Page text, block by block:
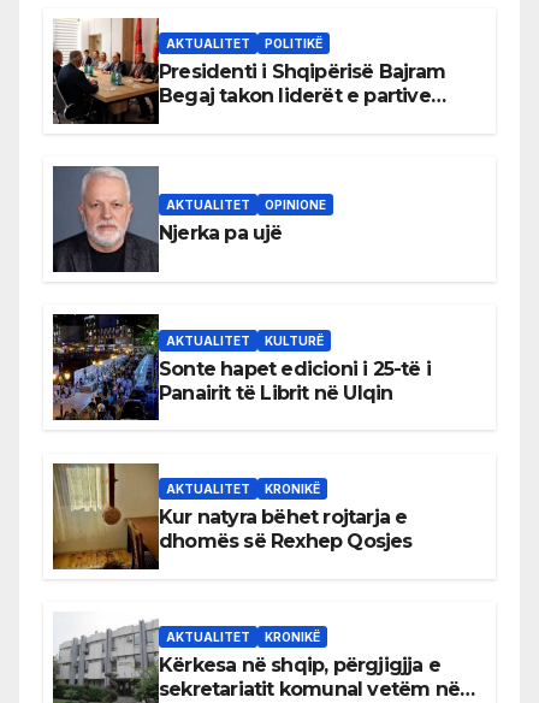
AKTUALITET POLITIKË
Presidenti i Shqipërisë Bajram
Begaj takon liderët e partive
AKTUALITET OPINIONE
Njerka pa ujë
AKTUALITET KULTURË
Sonte hapet edicioni i 25-të i
Panairit të Librit në Ulqin
AKTUALITET KRONIKË
Kur natyra bëhet rojtarja e
dhomës së Rexhep Qosjes
AKTUALITET KRONIKË
Kërkesa në shqip, përgjigjja e
sekretariatit komunal vetëm në